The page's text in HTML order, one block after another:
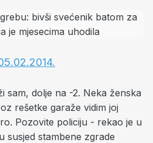
sam, dolje na -2. Neka ženska
rešetke garaže vidim joj
Pozovite policiju - rekao je u
susjed stambene zgrade